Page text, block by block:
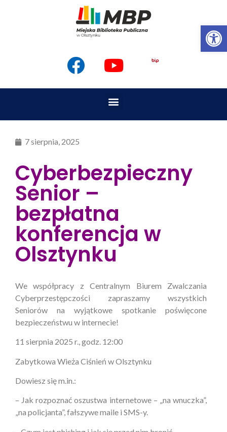
7 sierpnia, 2025
Cyberbezpieczny
Senior –
bezpłatna
konferencja w
Olsztynku
We współpracy z Centralnym Biurem Zwalczania
Cyberprzestępczości zapraszamy wszystkich
Seniorów na wyjątkowe spotkanie poświęcone
bezpieczeństwu w internecie!
11 sierpnia 2025 r., godz. 12:00
Zabytkowa Wieża Ciśnień w Olsztynku
Dowiesz się m.in.:
– Jak rozpoznać oszustwa internetowe – „na wnuczka”,
„na policjanta”, fałszywe maile i SMS-y.